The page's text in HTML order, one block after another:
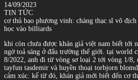
14/09/2023
TIN TỨC
cơ thủ bao phương vinh: chàng thạc sĩ vô
học vào billiards
khi còn chưa được khán giả việt nam biết tới
ngờ toả sáng ở đấu trường thế giới. tại world
8/2022, anh đi từ vòng sơ loại 2 tới vòng 1/8,
tayfun tasdemir và huyền thoại torbjorn
cảm xúc. kể từ đó, khán giả mới biết đến cơ